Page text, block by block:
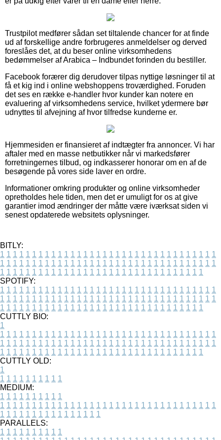
Trustpilot medfører sådan set tiltalende chancer for at finde
ud af forskellige andre forbrugeres anmeldelser og derved
foreslåes det, at du beser online virksomhedens
bedømmelser af Arabica – Indbundet forinden du bestiller.
Facebook forærer dig derudover tilpas nyttige løsninger til at
få et kig ind i online webshoppens troværdighed. Foruden
det ses en række e-handler hvor kunder kan notere en
evaluering af virksomhedens service, hvilket ydermere bør
udnyttes til afvejning af hvor tilfredse kunderne er.
Hjemmesiden er finansieret af indtægter fra annoncer. Vi har
aftaler med en masse netbutikker når vi markedsfører
forretningernes tilbud, og indkasserer honorar om en af de
besøgende på vores side laver en ordre.
Informationer omkring produkter og online virksomheder
opretholdes hele tiden, men det er umuligt for os at give
garantier imod ændringer der måtte være iværksat siden vi
senest opdaterede websitets oplysninger.
BITLY:
1 1 1 1 1 1 1 1 1 1 1 1 1 1 1 1 1 1 1 1 1 1 1 1 1 1 1 1 1 1 1 1 1 1
1 1 1 1 1 1 1 1 1 1 1 1 1 1 1 1 1 1 1 1 1 1 1 1 1 1 1 1 1 1 1 1 1 1
1 1 1 1 1 1 1 1 1 1 1 1 1 1 1 1 1 1 1 1 1 1 1 1 1 1 1 1 1 1 1 1
SPOTIFY:
1 1 1 1 1 1 1 1 1 1 1 1 1 1 1 1 1 1 1 1 1 1 1 1 1 1 1 1 1 1 1 1 1 1
1 1 1 1 1 1 1 1 1 1 1 1 1 1 1 1 1 1 1 1 1 1 1 1 1 1 1 1 1 1 1 1 1 1
1 1 1 1 1 1 1 1 1 1 1 1 1 1 1 1 1 1 1 1 1 1 1 1 1 1 1 1 1 1 1 1
CUTTLY BIO:
1
1 1 1 1 1 1 1 1 1 1 1 1 1 1 1 1 1 1 1 1 1 1 1 1 1 1 1 1 1 1 1 1 1 1
1 1 1 1 1 1 1 1 1 1 1 1 1 1 1 1 1 1 1 1 1 1 1 1 1 1 1 1 1 1 1 1 1 1
1 1 1 1 1 1 1 1 1 1 1 1 1 1 1 1 1 1 1 1 1 1 1 1 1 1 1 1 1 1 1 1
CUTTLY OLD:
1
1 1 1 1 1 1 1 1 1 1
MEDIUM:
1 1 1 1 1 1 1 1 1 1
1 1 1 1 1 1 1 1 1 1 1 1 1 1 1 1 1 1 1 1 1 1 1 1 1 1 1 1 1 1 1 1 1 1
1 1 1 1 1 1 1 1 1 1 1 1 1 1 1 1
PARALLELS:
1 1 1 1 1 1 1 1 1 1